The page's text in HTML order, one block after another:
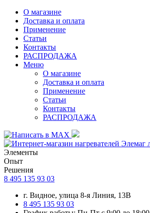
О магазине
Доставка и оплата
Применение
Статьи
Контакты
РАСПРОДАЖА
Меню
О магазине
Доставка и оплата
Применение
Статьи
Контакты
РАСПРОДАЖА
Элементы
Опыт
Решения
8 495 135 93 03
г. Видное, улица 8-я Линия, 13В
8 495 135 93 03